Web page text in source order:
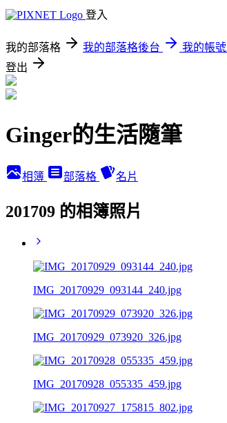
登入
我的部落格 我的部落格後台
我的帳號
登出
Ginger的生活隨筆
相簿 部落格 名片
201709 的相簿照片
IMG_20170929_093144_240.jpg
IMG_20170929_073920_326.jpg
IMG_20170928_055335_459.jpg